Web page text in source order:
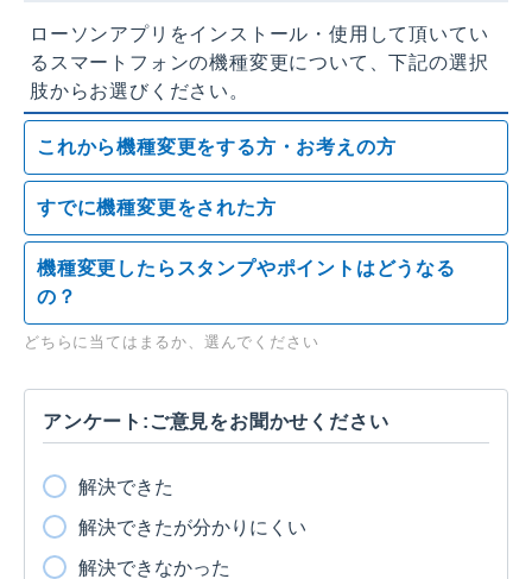
ローソンアプリをインストール・使用して頂いてい
るスマートフォンの機種変更について、下記の選択
肢からお選びください。
これから機種変更をする方・お考えの方
すでに機種変更をされた方
機種変更したらスタンプやポイントはどうなる
の？
どちらに当てはまるか、選んでください
アンケート:ご意見をお聞かせください
解決できた
解決できたが分かりにくい
解決できなかった